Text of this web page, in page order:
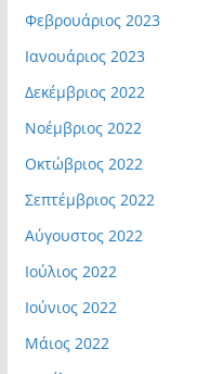
Φεβρουάριος 2023
Ιανουάριος 2023
Δεκέμβριος 2022
Νοέμβριος 2022
Οκτώβριος 2022
Σεπτέμβριος 2022
Αύγουστος 2022
Ιούλιος 2022
Ιούνιος 2022
Μάιος 2022